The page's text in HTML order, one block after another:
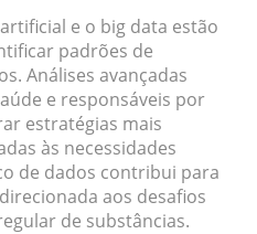
e o big data estão
padrões de
Análises avançadas
e responsáveis por
estratégias mais
às necessidades
de dados contribui para
aos desafios
de substâncias.